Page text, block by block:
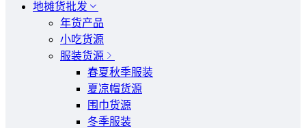
地摊货批发
年货产品
小吃货源
服装货源
春夏秋季服装
夏凉帽货源
围巾货源
冬季服装